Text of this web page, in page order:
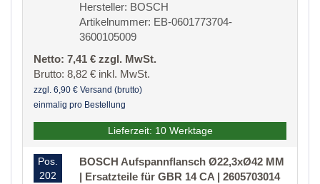
Hersteller: BOSCH
Artikelnummer: EB-0601773704-
3600105009
Netto: 7,41 € zzgl. MwSt.
Brutto: 8,82 € inkl. MwSt.
zzgl. 6,90 € Versand (brutto)
einmalig pro Bestellung
Lieferzeit: 10 Werktage
Pos.
202
BOSCH Aufspannflansch Ø22,3xØ42 MM
| Ersatzteile für GBR 14 CA | 2605703014